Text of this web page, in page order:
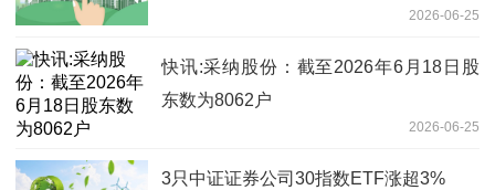
2026-06-25
快讯:采纳股份：截至2026年6月18日股
东数为8062户
2026-06-25
3只中证证券公司30指数ETF涨超3%